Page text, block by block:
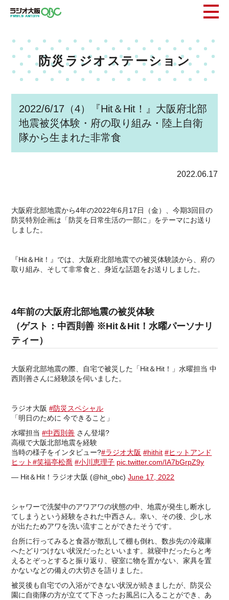
防災ラジオステーション
2022/6/17（4）『Hit＆Hit！』大阪府北部
地震被災体験・府の取り組み・陸上自衛
隊から生まれた非常食
2022.06.17
大阪府北部地震から4年の2022年6月17日（金）、今期3回目の
防災特別企画は「防災を日常生活の一部に」をテーマにお送り
しました。
『Hit＆Hit！』では、大阪府北部地震での被災体験談から、府の
取り組み、そして非常食と、身近な話題をお送りしました。
4年前の大阪府北部地震の被災体験
（ゲスト：中西則善 ※Hit＆Hit！水曜パーソナリ
ティー）
大阪府北部地震の際、自宅で被災した「Hit＆Hit！」水曜担当 中
西則善さんに経験談を伺いました。
ラジオ大阪#防災スペシャル
「明日のために 今できること」
水曜担当#中西則善 さん登場?
高槻で大阪北部地震を経験
当時の様子をインタビュー?#ラジオ大阪 #hithit #ヒットアンド
ヒット#笑福亭松喬 #小川恵理子 pic.twitter.com/IA7bGrpZ9y
— Hit＆Hit！ラジオ大阪 (@hit_obc)June 17, 2022
シャワーで洗髪中のアワアワの状態の中、地震が発生し断水し
てしまうという経験をされた中西さん。幸い、その後、少し水
が出たためアワを洗い流すことができたそうです。
台所に行ってみると食器が散乱して棚も倒れ、数歩先の冷蔵庫
へたどりつけない状況だったといいます。就寝中だったらと考
えるとぞっとすると振り返り、寝室に物を置かない、家具を置
かないなどの備えの大切さを語りました。
被災後も自宅での入浴ができない状況が続きましたが、防災公
園に自衛隊の方が立てて下さったお風呂に入ることができ、あ